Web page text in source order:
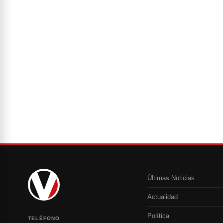
TELÉFONO
Últimas Noticias
Actualidad
Política